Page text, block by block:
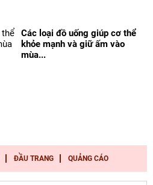
Các loại đồ uống giúp cơ thể
khỏe mạnh và giữ ấm vào
mùa...
ĐẦU TRANG QUẢNG CÁO